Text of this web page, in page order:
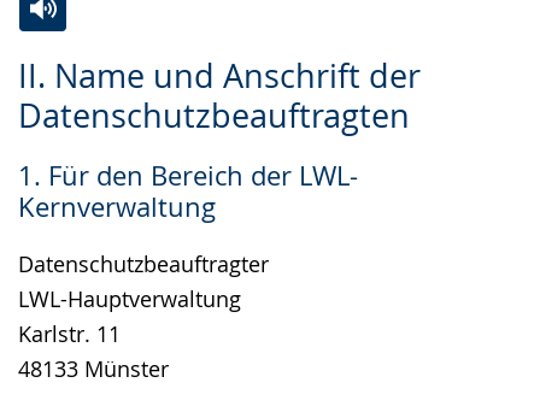
II. Name und Anschrift der
Datenschutzbeauftragten
1. Für den Bereich der LWL-
Kernverwaltung
Datenschutzbeauftragter
LWL-Hauptverwaltung
Karlstr. 11
48133 Münster
Leichten
Sprache
Audio-
Unterstützung.
Video
in
Gebärdensprache
wird
angezeigt.